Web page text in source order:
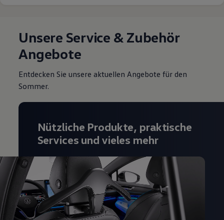
Unsere Service & Zubehör
Angebote
Entdecken Sie unsere aktuellen Angebote für den
Sommer.
Nützliche Produkte, praktische
Services und vieles mehr